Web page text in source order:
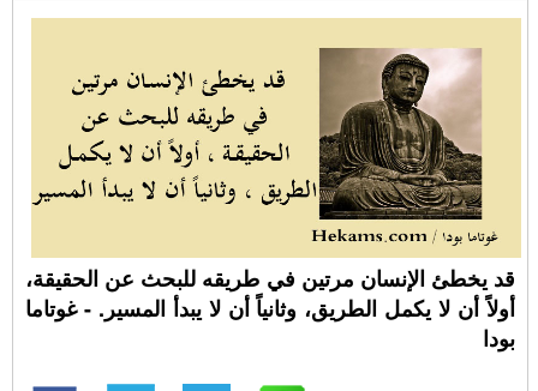
قد يخطئ الإنسان مرتين في طريقه للبحث عن الحقيقة،
أولاً أن لا يكمل الطريق، وثانياً أن لا يبدأ المسير. - غوتاما
بودا